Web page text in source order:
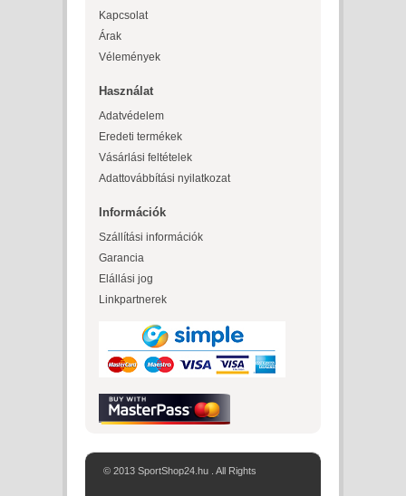
Kapcsolat
Árak
Vélemények
Használat
Adatvédelem
Eredeti termékek
Vásárlási feltételek
Adattovábbítási nyilatkozat
Információk
Szállítási információk
Garancia
Elállási jog
Linkpartnerek
© 2013 SportShop24.hu . All Rights